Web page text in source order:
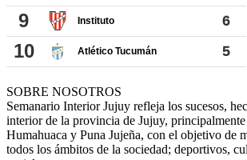
SOBRE NOSOTROS
Semanario Interior Jujuy refleja los sucesos,
interior de la provincia de Jujuy,
Humahuaca y Puna Jujeña, con el objetivo de
todos los ámbitos de la sociedad; deportivos,